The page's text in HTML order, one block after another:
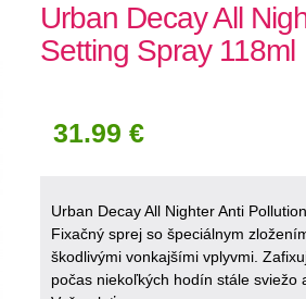
Urban Decay All
Setting Spray 118ml
31.99 €
Urban Decay All Nighter Anti
Fixačný sprej so špeciálnym
škodlivými vonkajšími vplyvmi.
počas niekoľkých hodín stále sviežo